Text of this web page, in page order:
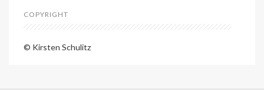
COPYRIGHT
© Kirsten Schulitz